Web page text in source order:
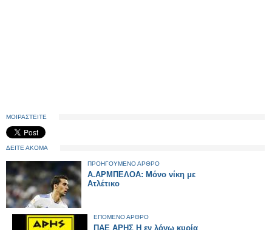
ΜΟΙΡΑΣΤΕΙΤΕ
ΔΕΙΤΕ ΑΚΟΜΑ
ΠΡΟΗΓΟΥΜΕΝΟ ΑΡΘΡΟ
A.AΡΜΠΕΛΟΑ: Μόνο νίκη με
Ατλέτικο
ΕΠΟΜΕΝΟ ΑΡΘΡΟ
ΠΑΕ ΑΡΗΣ Η εν λόγω κυρία